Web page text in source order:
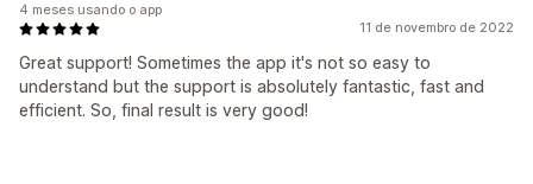
11 de novembro de 2022
Great support! Sometimes the app it's not so easy to
understand but the support is absolutely fantastic, fast and
efficient. So, final result is very good!
4 meses usando o app